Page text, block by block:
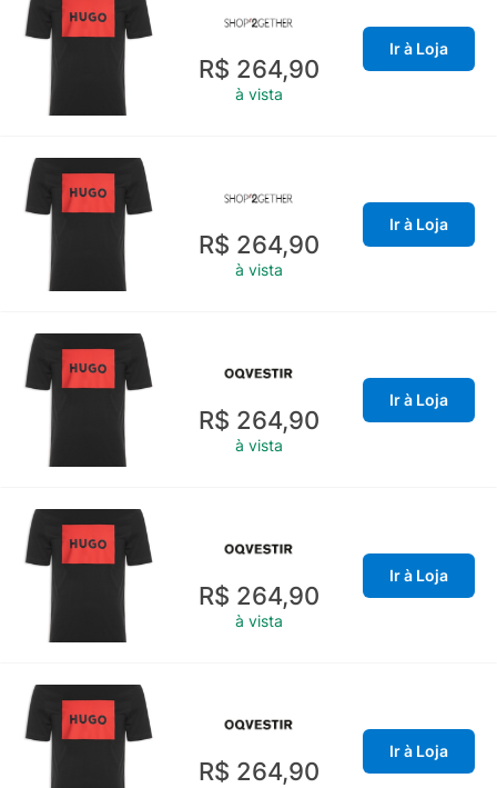
R$ 264,90
à vista
Ir à Loja
R$ 264,90
à vista
Ir à Loja
R$ 264,90
à vista
Ir à Loja
R$ 264,90
à vista
Ir à Loja
R$ 264,90
Ir à Loja